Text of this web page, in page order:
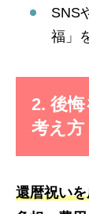
SNS
福」
2. 後
考え方
還暦祝い